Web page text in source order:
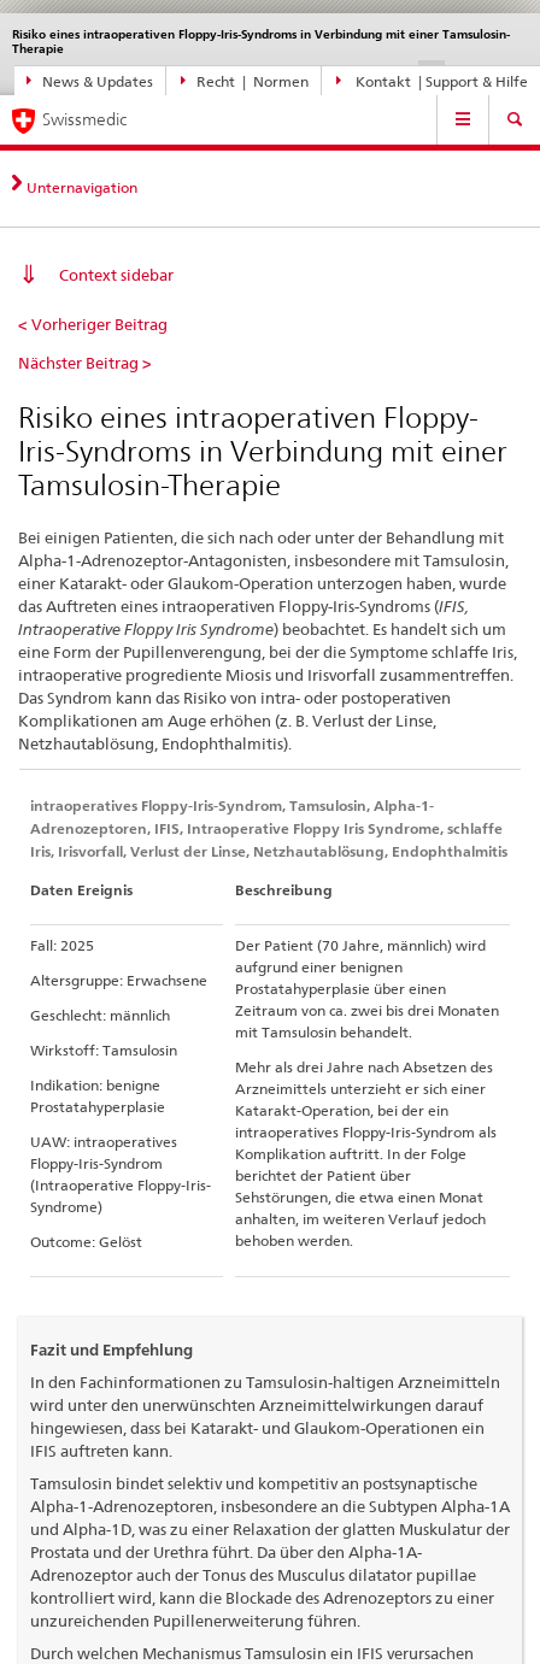
Direktnavigation
News,
Rechtsgrundlagen,
Kontakt
News & Updates Recht | Normen Kontakt | Support & Hilfe
Risiko eines intraoperativen Floppy-Iris-Syndroms in Verbindung mit einer Tamsulosin-
Therapie
Sprachwahl
DE IT EN
Service
navigation
Hauptnavigation
Swissmedic
Unternavigation
Context sidebar
Risiko
eines
intraoperativen
Floppy-
Iris-
Syndroms
Verbindung
mit
einer
Tamsulosin-
Therapie
< Vorheriger Beitrag
Nächster Beitrag >
Risiko eines intraoperativen Floppy-
Iris-Syndroms in Verbindung mit einer
Tamsulosin-Therapie
Bei einigen Patienten, die sich nach oder unter der Behandlung mit
Alpha-1-Adrenozeptor-Antagonisten, insbesondere mit Tamsulosin,
einer Katarakt- oder Glaukom-Operation unterzogen haben, wurde
das Auftreten eines intraoperativen Floppy-Iris-Syndroms (IFIS,
Intraoperative Floppy Iris Syndrome) beobachtet. Es handelt sich um
eine Form der Pupillenverengung, bei der die Symptome schlaffe Iris,
intraoperative progrediente Miosis und Irisvorfall zusammentreffen.
Das Syndrom kann das Risiko von intra- oder postoperativen
Komplikationen am Auge erhöhen (z. B. Verlust der Linse,
Netzhautablösung, Endophthalmitis).
intraoperatives Floppy-Iris-Syndrom, Tamsulosin, Alpha-1-
Adrenozeptoren, IFIS, Intraoperative Floppy Iris Syndrome, schlaffe
Iris, Irisvorfall, Verlust der Linse, Netzhautablösung, Endophthalmitis
Daten Ereignis Beschreibung
Fall: 2025
Altersgruppe: Erwachsene
Geschlecht: männlich
Wirkstoff: Tamsulosin
Indikation: benigne
Prostatahyperplasie
UAW: intraoperatives
Floppy-Iris-Syndrom
(Intraoperative Floppy-Iris-
Syndrome)
Outcome: Gelöst
Der Patient (70 Jahre, männlich) wird
aufgrund einer benignen
Prostatahyperplasie über einen
Zeitraum von ca. zwei bis drei Monaten
mit Tamsulosin behandelt.
Mehr als drei Jahre nach Absetzen des
Arzneimittels unterzieht er sich einer
Katarakt-Operation, bei der ein
intraoperatives Floppy-Iris-Syndrom als
Komplikation auftritt. In der Folge
berichtet der Patient über
Sehstörungen, die etwa einen Monat
anhalten, im weiteren Verlauf jedoch
behoben werden.
Fazit und Empfehlung
In den Fachinformationen zu Tamsulosin-haltigen Arzneimitteln
wird unter den unerwünschten Arzneimittelwirkungen darauf
hingewiesen, dass bei Katarakt- und Glaukom-Operationen ein
IFIS auftreten kann.
Tamsulosin bindet selektiv und kompetitiv an postsynaptische
Alpha-1-Adrenozeptoren, insbesondere an die Subtypen Alpha-1A
und Alpha-1D, was zu einer Relaxation der glatten Muskulatur der
Prostata und der Urethra führt. Da über den Alpha-1A-
Adrenozeptor auch der Tonus des Musculus dilatator pupillae
kontrolliert wird, kann die Blockade des Adrenozeptors zu einer
unzureichenden Pupillenerweiterung führen.
Durch welchen Mechanismus Tamsulosin ein IFIS verursachen